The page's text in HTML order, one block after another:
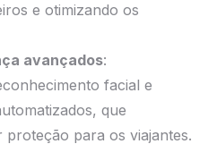
e otimizando os
avançados:
facial e
que
proteção para os viajantes.